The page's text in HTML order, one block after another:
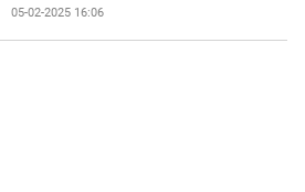
05-02-2025 16:06